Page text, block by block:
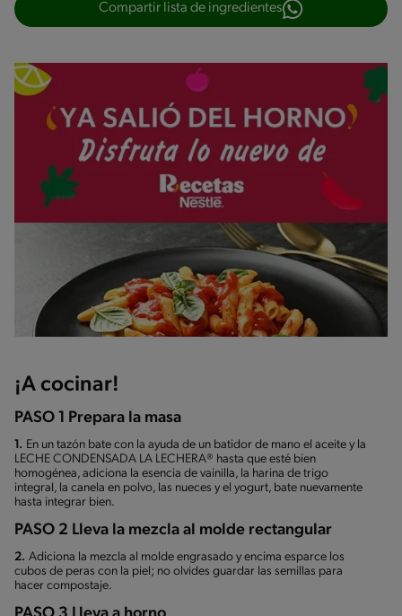
Compartir lista de ingredientes
¡A cocinar!
PASO 1 Prepara la masa
1. En un tazón bate con la ayuda de un batidor de mano el aceite y la
LECHE CONDENSADA LA LECHERA® hasta que esté bien
homogénea, adiciona la esencia de vainilla, la harina de trigo
integral, la canela en polvo, las nueces y el yogurt, bate nuevamente
hasta integrar bien.
PASO 2 Lleva la mezcla al molde rectangular
2. Adiciona la mezcla al molde engrasado y encima esparce los
cubos de peras con la piel; no olvides guardar las semillas para
hacer compostaje.